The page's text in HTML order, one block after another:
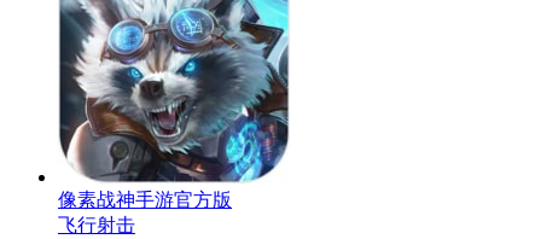
像素战神手游官方版
飞行射击